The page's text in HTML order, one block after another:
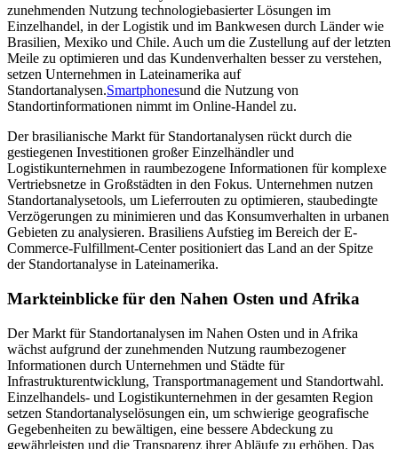
zunehmenden Nutzung technologiebasierter Lösungen im
Einzelhandel, in der Logistik und im Bankwesen durch Länder wie
Brasilien, Mexiko und Chile. Auch um die Zustellung auf der letzten
Meile zu optimieren und das Kundenverhalten besser zu verstehen,
setzen Unternehmen in Lateinamerika auf
Standortanalysen.Smartphonesund die Nutzung von
Standortinformationen nimmt im Online-Handel zu.
Der brasilianische Markt für Standortanalysen rückt durch die
gestiegenen Investitionen großer Einzelhändler und
Logistikunternehmen in raumbezogene Informationen für komplexe
Vertriebsnetze in Großstädten in den Fokus. Unternehmen nutzen
Standortanalysetools, um Lieferrouten zu optimieren, staubedingte
Verzögerungen zu minimieren und das Konsumverhalten in urbanen
Gebieten zu analysieren. Brasiliens Aufstieg im Bereich der E-
Commerce-Fulfillment-Center positioniert das Land an der Spitze
der Standortanalyse in Lateinamerika.
Markteinblicke für den Nahen Osten und Afrika
Der Markt für Standortanalysen im Nahen Osten und in Afrika
wächst aufgrund der zunehmenden Nutzung raumbezogener
Informationen durch Unternehmen und Städte für
Infrastrukturentwicklung, Transportmanagement und Standortwahl.
Einzelhandels- und Logistikunternehmen in der gesamten Region
setzen Standortanalyselösungen ein, um schwierige geografische
Gegebenheiten zu bewältigen, eine bessere Abdeckung zu
gewährleisten und die Transparenz ihrer Abläufe zu erhöhen. Das